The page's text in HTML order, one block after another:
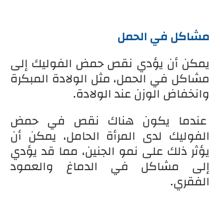
مشاكل في الحمل
يمكن أن يؤدي نقص حمض الفوليك إلى
مشاكل في الحمل، مثل الولادة المبكرة
وانخفاض الوزن عند الولادة.
عندما يكون هناك نقص في حمض
الفوليك لدى المرأة الحامل، يمكن أن
يؤثر ذلك على نمو الجنين، مما قد يؤدي
إلى مشاكل في الدماغ والعمود
الفقري.